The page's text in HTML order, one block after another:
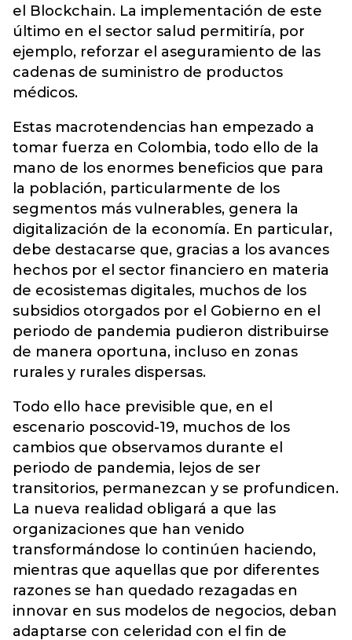
el Blockchain. La implementación de este
último en el sector salud permitiría, por
ejemplo, reforzar el aseguramiento de las
cadenas de suministro de productos
médicos.
Estas macrotendencias han empezado a
tomar fuerza en Colombia, todo ello de la
mano de los enormes beneficios que para
la población, particularmente de los
segmentos más vulnerables, genera la
digitalización de la economía. En particular,
debe destacarse que, gracias a los avances
hechos por el sector financiero en materia
de ecosistemas digitales, muchos de los
subsidios otorgados por el Gobierno en el
periodo de pandemia pudieron distribuirse
de manera oportuna, incluso en zonas
rurales y rurales dispersas.
Todo ello hace previsible que, en el
escenario poscovid-19, muchos de los
cambios que observamos durante el
periodo de pandemia, lejos de ser
transitorios, permanezcan y se profundicen.
La nueva realidad obligará a que las
organizaciones que han venido
transformándose lo continúen haciendo,
mientras que aquellas que por diferentes
razones se han quedado rezagadas en
innovar en sus modelos de negocios, deban
adaptarse con celeridad con el fin de